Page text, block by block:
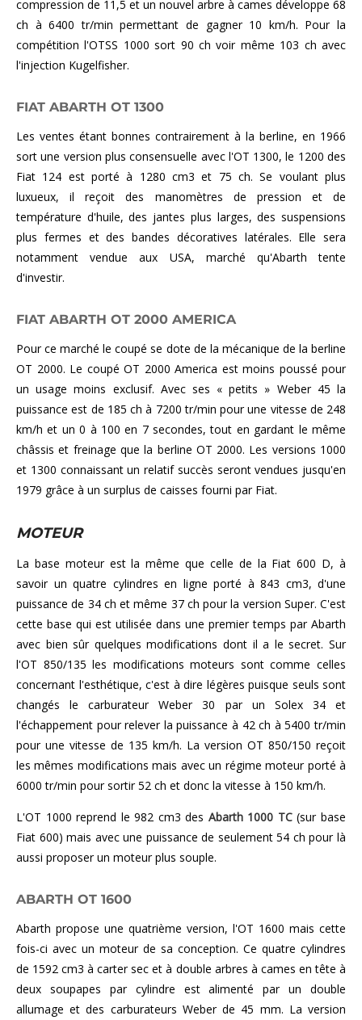
compression de 11,5 et un nouvel arbre à cames développe 68
ch à 6400 tr/min permettant de gagner 10 km/h. Pour la
compétition l'OTSS 1000 sort 90 ch voir même 103 ch avec
l'injection Kugelfisher.
FIAT ABARTH OT 1300
Les ventes étant bonnes contrairement à la berline, en 1966
sort une version plus consensuelle avec l'OT 1300, le 1200 des
Fiat 124 est porté à 1280 cm3 et 75 ch. Se voulant plus
luxueux, il reçoit des manomètres de pression et de
température d'huile, des jantes plus larges, des suspensions
plus fermes et des bandes décoratives latérales. Elle sera
notamment vendue aux USA, marché qu'Abarth tente
d'investir.
FIAT ABARTH OT 2000 AMERICA
Pour ce marché le coupé se dote de la mécanique de la berline
OT 2000. Le coupé OT 2000 America est moins poussé pour
un usage moins exclusif. Avec ses « petits » Weber 45 la
puissance est de 185 ch à 7200 tr/min pour une vitesse de 248
km/h et un 0 à 100 en 7 secondes, tout en gardant le même
châssis et freinage que la berline OT 2000. Les versions 1000
et 1300 connaissant un relatif succès seront vendues jusqu'en
1979 grâce à un surplus de caisses fourni par Fiat.
MOTEUR
La base moteur est la même que celle de la Fiat 600 D, à
savoir un quatre cylindres en ligne porté à 843 cm3, d'une
puissance de 34 ch et même 37 ch pour la version Super. C'est
cette base qui est utilisée dans une premier temps par Abarth
avec bien sûr quelques modifications dont il a le secret. Sur
l'OT 850/135 les modifications moteurs sont comme celles
concernant l'esthétique, c'est à dire légères puisque seuls sont
changés le carburateur Weber 30 par un Solex 34 et
l'échappement pour relever la puissance à 42 ch à 5400 tr/min
pour une vitesse de 135 km/h. La version OT 850/150 reçoit
les mêmes modifications mais avec un régime moteur porté à
6000 tr/min pour sortir 52 ch et donc la vitesse à 150 km/h.
L'OT 1000 reprend le 982 cm3 des Abarth 1000 TC(sur base
Fiat 600) mais avec une puissance de seulement 54 ch pour là
aussi proposer un moteur plus souple.
ABARTH OT 1600
Abarth propose une quatrième version, l'OT 1600 mais cette
fois-ci avec un moteur de sa conception. Ce quatre cylindres
de 1592 cm3 à carter sec et à double arbres à cames en tête à
deux soupapes par cylindre est alimenté par un double
allumage et des carburateurs Weber de 45 mm. La version